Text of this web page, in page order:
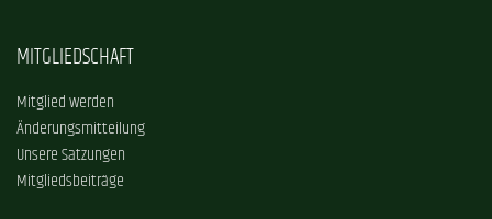
MITGLIEDSCHAFT
Mitglied werden
Änderungsmitteilung
Unsere Satzungen
Mitgliedsbeiträge